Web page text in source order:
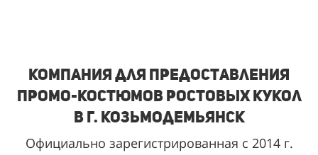
Компания для предоставления
промо-костюмов ростовых кукол
в г. Козьмодемьянск
Официально зарегистрированная с 2014 г.